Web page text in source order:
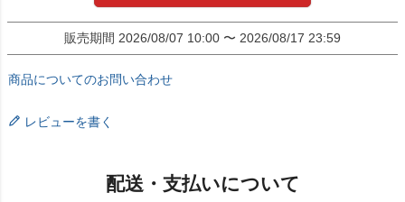
販売期間 2026/08/07 10:00 〜 2026/08/17 23:59
商品についてのお問い合わせ
レビューを書く
配送・支払いについて